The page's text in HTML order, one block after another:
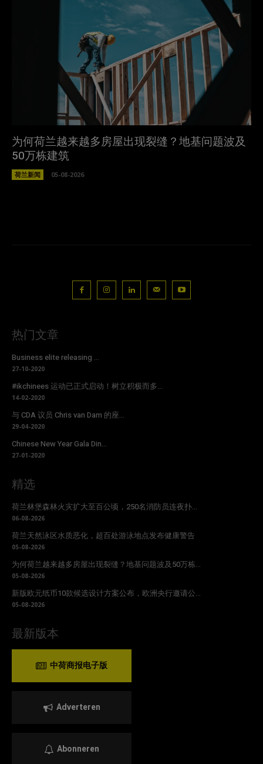
为何荷兰越来越多房屋出现裂缝？地基问题波及
50万栋建筑
荷兰新闻 05-08-2026
热门文章
Business elite releasing ...
27-10-2020
#ikchinees 运动已正式启动！树立积极而多...
14-02-2020
与 CDA 议员 Chris van Dam 的座...
29-04-2020
Chinese New Year Gala Din...
27-01-2020
精选
荷兰林堡森林火灾扩大至百公顷，250名消防员连夜扑...
06-08-2026
荷兰天然泳区水质恶化，超百处游泳地点发布健康警告
05-08-2026
为何荷兰越来越多房屋出现裂缝？地基问题波及50万栋...
05-08-2026
新版欧元纸币10款候选设计方案公布，欧洲央行邀请公...
05-08-2026
最新版本
中荷商报电子版
Adverteren
Abonneren